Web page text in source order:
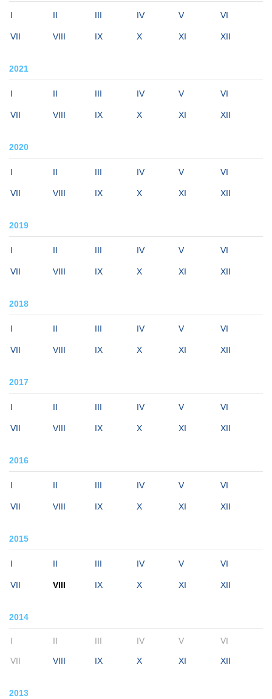
I II III IV V VI
VII VIII IX X XI XII
2021
I II III IV V VI
VII VIII IX X XI XII
2020
I II III IV V VI
VII VIII IX X XI XII
2019
I II III IV V VI
VII VIII IX X XI XII
2018
I II III IV V VI
VII VIII IX X XI XII
2017
I II III IV V VI
VII VIII IX X XI XII
2016
I II III IV V VI
VII VIII IX X XI XII
2015
I II III IV V VI
VII VIII IX X XI XII
2014
I II III IV V VI
VII VIII IX X XI XII
2013